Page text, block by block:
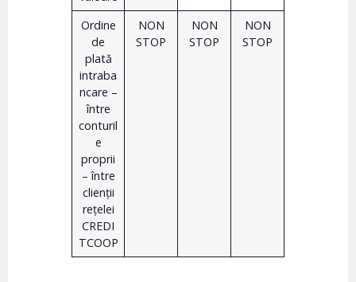
Ordine
de
plată
intraba
ncare –
între
conturil
e
proprii
– între
clienții
rețelei
CREDI
TCOOP
NON
STOP
NON
STOP
NON
STOP